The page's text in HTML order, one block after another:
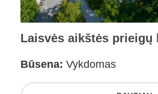
Laisvės aikštės prieigų
Būsena: Vykdomas